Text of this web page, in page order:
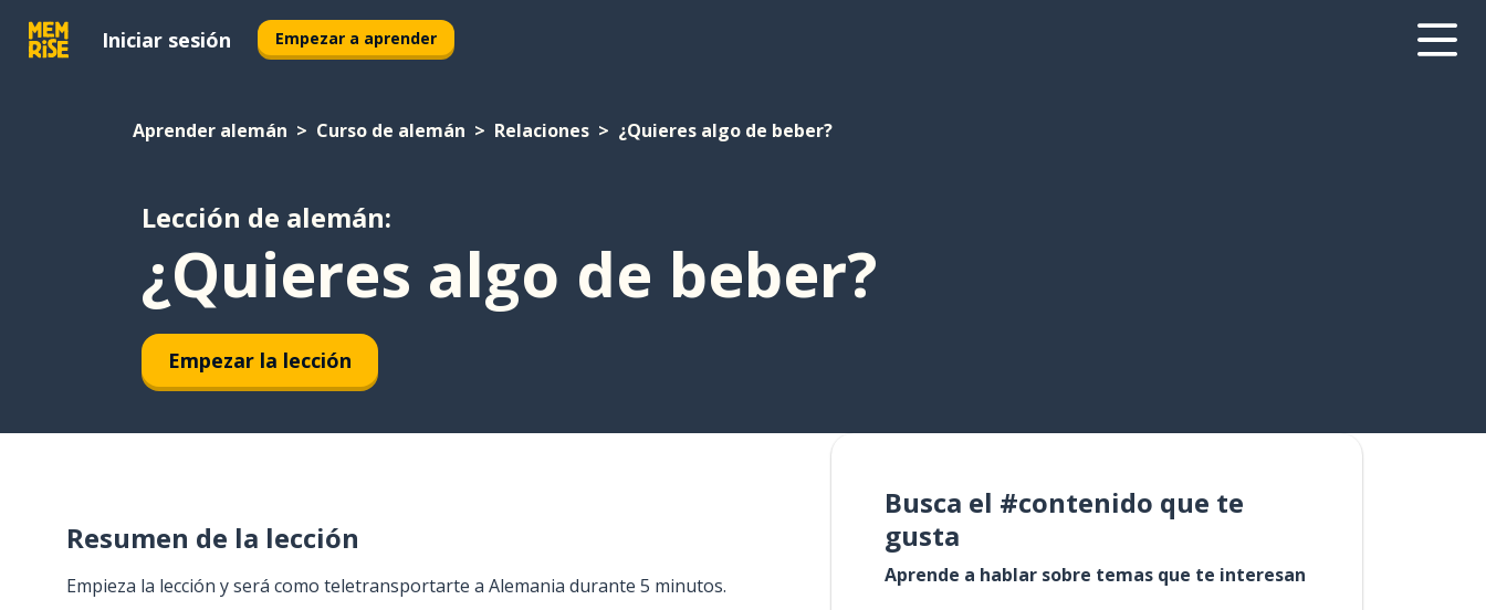
Iniciar sesión Empezar a aprender
Aprender alemán Curso de alemán Relaciones ¿Quieres algo de beber?
Lección de alemán:
¿Quieres algo de beber?
Empezar la lección
Resumen de la lección
Empieza la lección y será como teletransportarte a Alemania durante 5 minutos.
Busca el #contenido que te
gusta
Aprende a hablar sobre temas que te interesan